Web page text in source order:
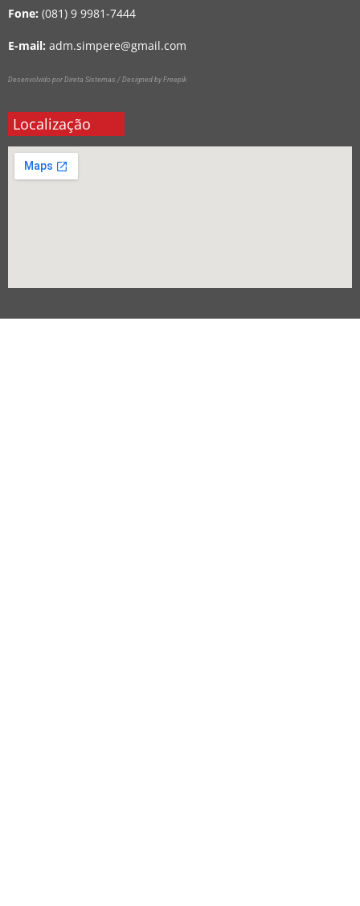
Fone: (081) 9 9981-7444
E-mail: adm.simpere@gmail.com
Desenvolvido por Direta Sistemas / Designed by Freepik
Localização